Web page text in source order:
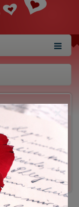
Inloggen!